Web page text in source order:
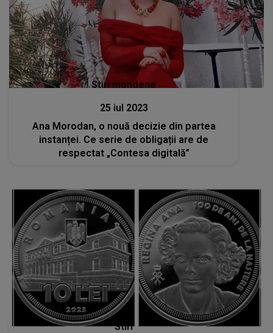
Stiri mondene
25 iul 2023
Ana Morodan, o nouă decizie din partea
instanței. Ce serie de obligații are de
respectat „Contesa digitală”
Stiri